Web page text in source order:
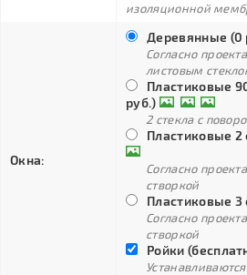
изоляционной
Окна:
Деревянные (0
Согласно
листовым
Пластиковые
руб.)
2 стекла с
Пластиковые 2
Согласно
створкой
Пластиковые 3
Согласно
створкой
Ройки